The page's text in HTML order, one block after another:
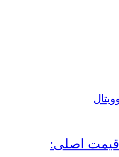
قیمت اصلی: